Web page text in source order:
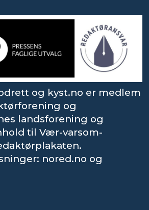
og kyst.no er medlem
og
landsforening og
til Vær-varsom-
nored.no og